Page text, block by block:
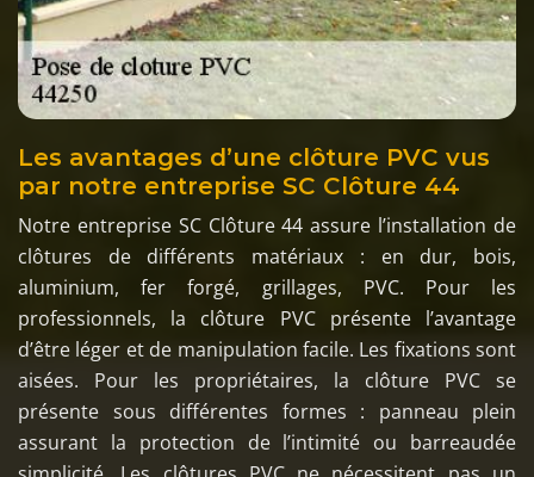
Les avantages d’une clôture PVC vus
par notre entreprise SC Clôture 44
Notre entreprise SC Clôture 44 assure l’installation de
clôtures de différents matériaux : en dur, bois,
aluminium, fer forgé, grillages, PVC. Pour les
professionnels, la clôture PVC présente l’avantage
d’être léger et de manipulation facile. Les fixations sont
aisées. Pour les propriétaires, la clôture PVC se
présente sous différentes formes : panneau plein
assurant la protection de l’intimité ou barreaudée